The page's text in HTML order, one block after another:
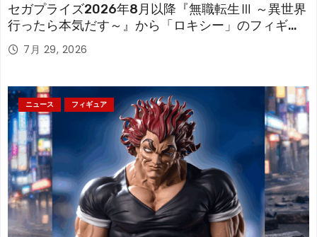
セガプライズ2026年8月以降『無職転生Ⅲ ～異世界
行ったら本気だす～』から「ロキシー」のフィギュ
アが登場！
7月 29, 2026
ニュース フィギュア